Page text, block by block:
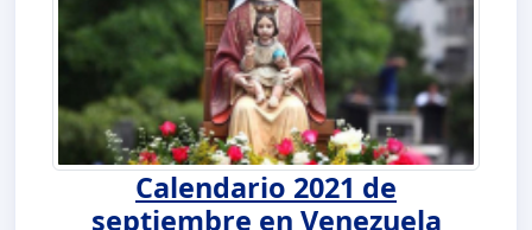
Calendario 2021 de
septiembre en Venezuela